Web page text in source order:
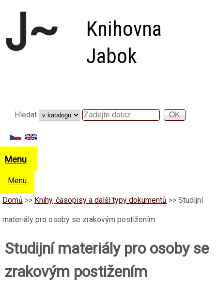
Přejít k hlavnímu obsahu
Knihovna
Jabok
Hledat
Hledat
Menu
Menu
Domů >> Knihy, časopisy a další typy dokumentů >> Studijní
materiály pro osoby se zrakovým postižením
Studijní materiály pro osoby se
zrakovým postižením